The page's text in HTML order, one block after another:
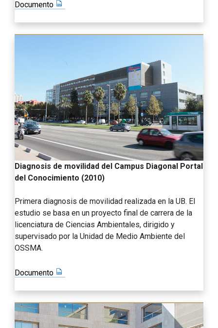
Documento
Diagnosis de movilidad del Campus Diagonal Portal
del Conocimiento (2010)
Primera diagnosis de movilidad realizada en la UB. El
estudio se basa en un proyecto final de carrera de la
licenciatura de Ciencias Ambientales, dirigido y
supervisado por la Unidad de Medio Ambiente del
OSSMA.
Documento